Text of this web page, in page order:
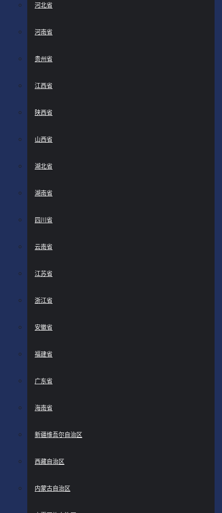
河北省
河南省
贵州省
江西省
陕西省
山西省
湖北省
湖南省
四川省
云南省
江苏省
浙江省
安徽省
福建省
广东省
海南省
新疆维吾尔自治区
西藏自治区
内蒙古自治区